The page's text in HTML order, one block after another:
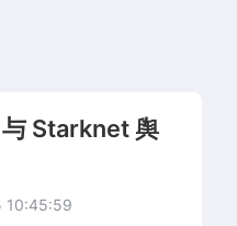
Starknet 舆
10:45:59